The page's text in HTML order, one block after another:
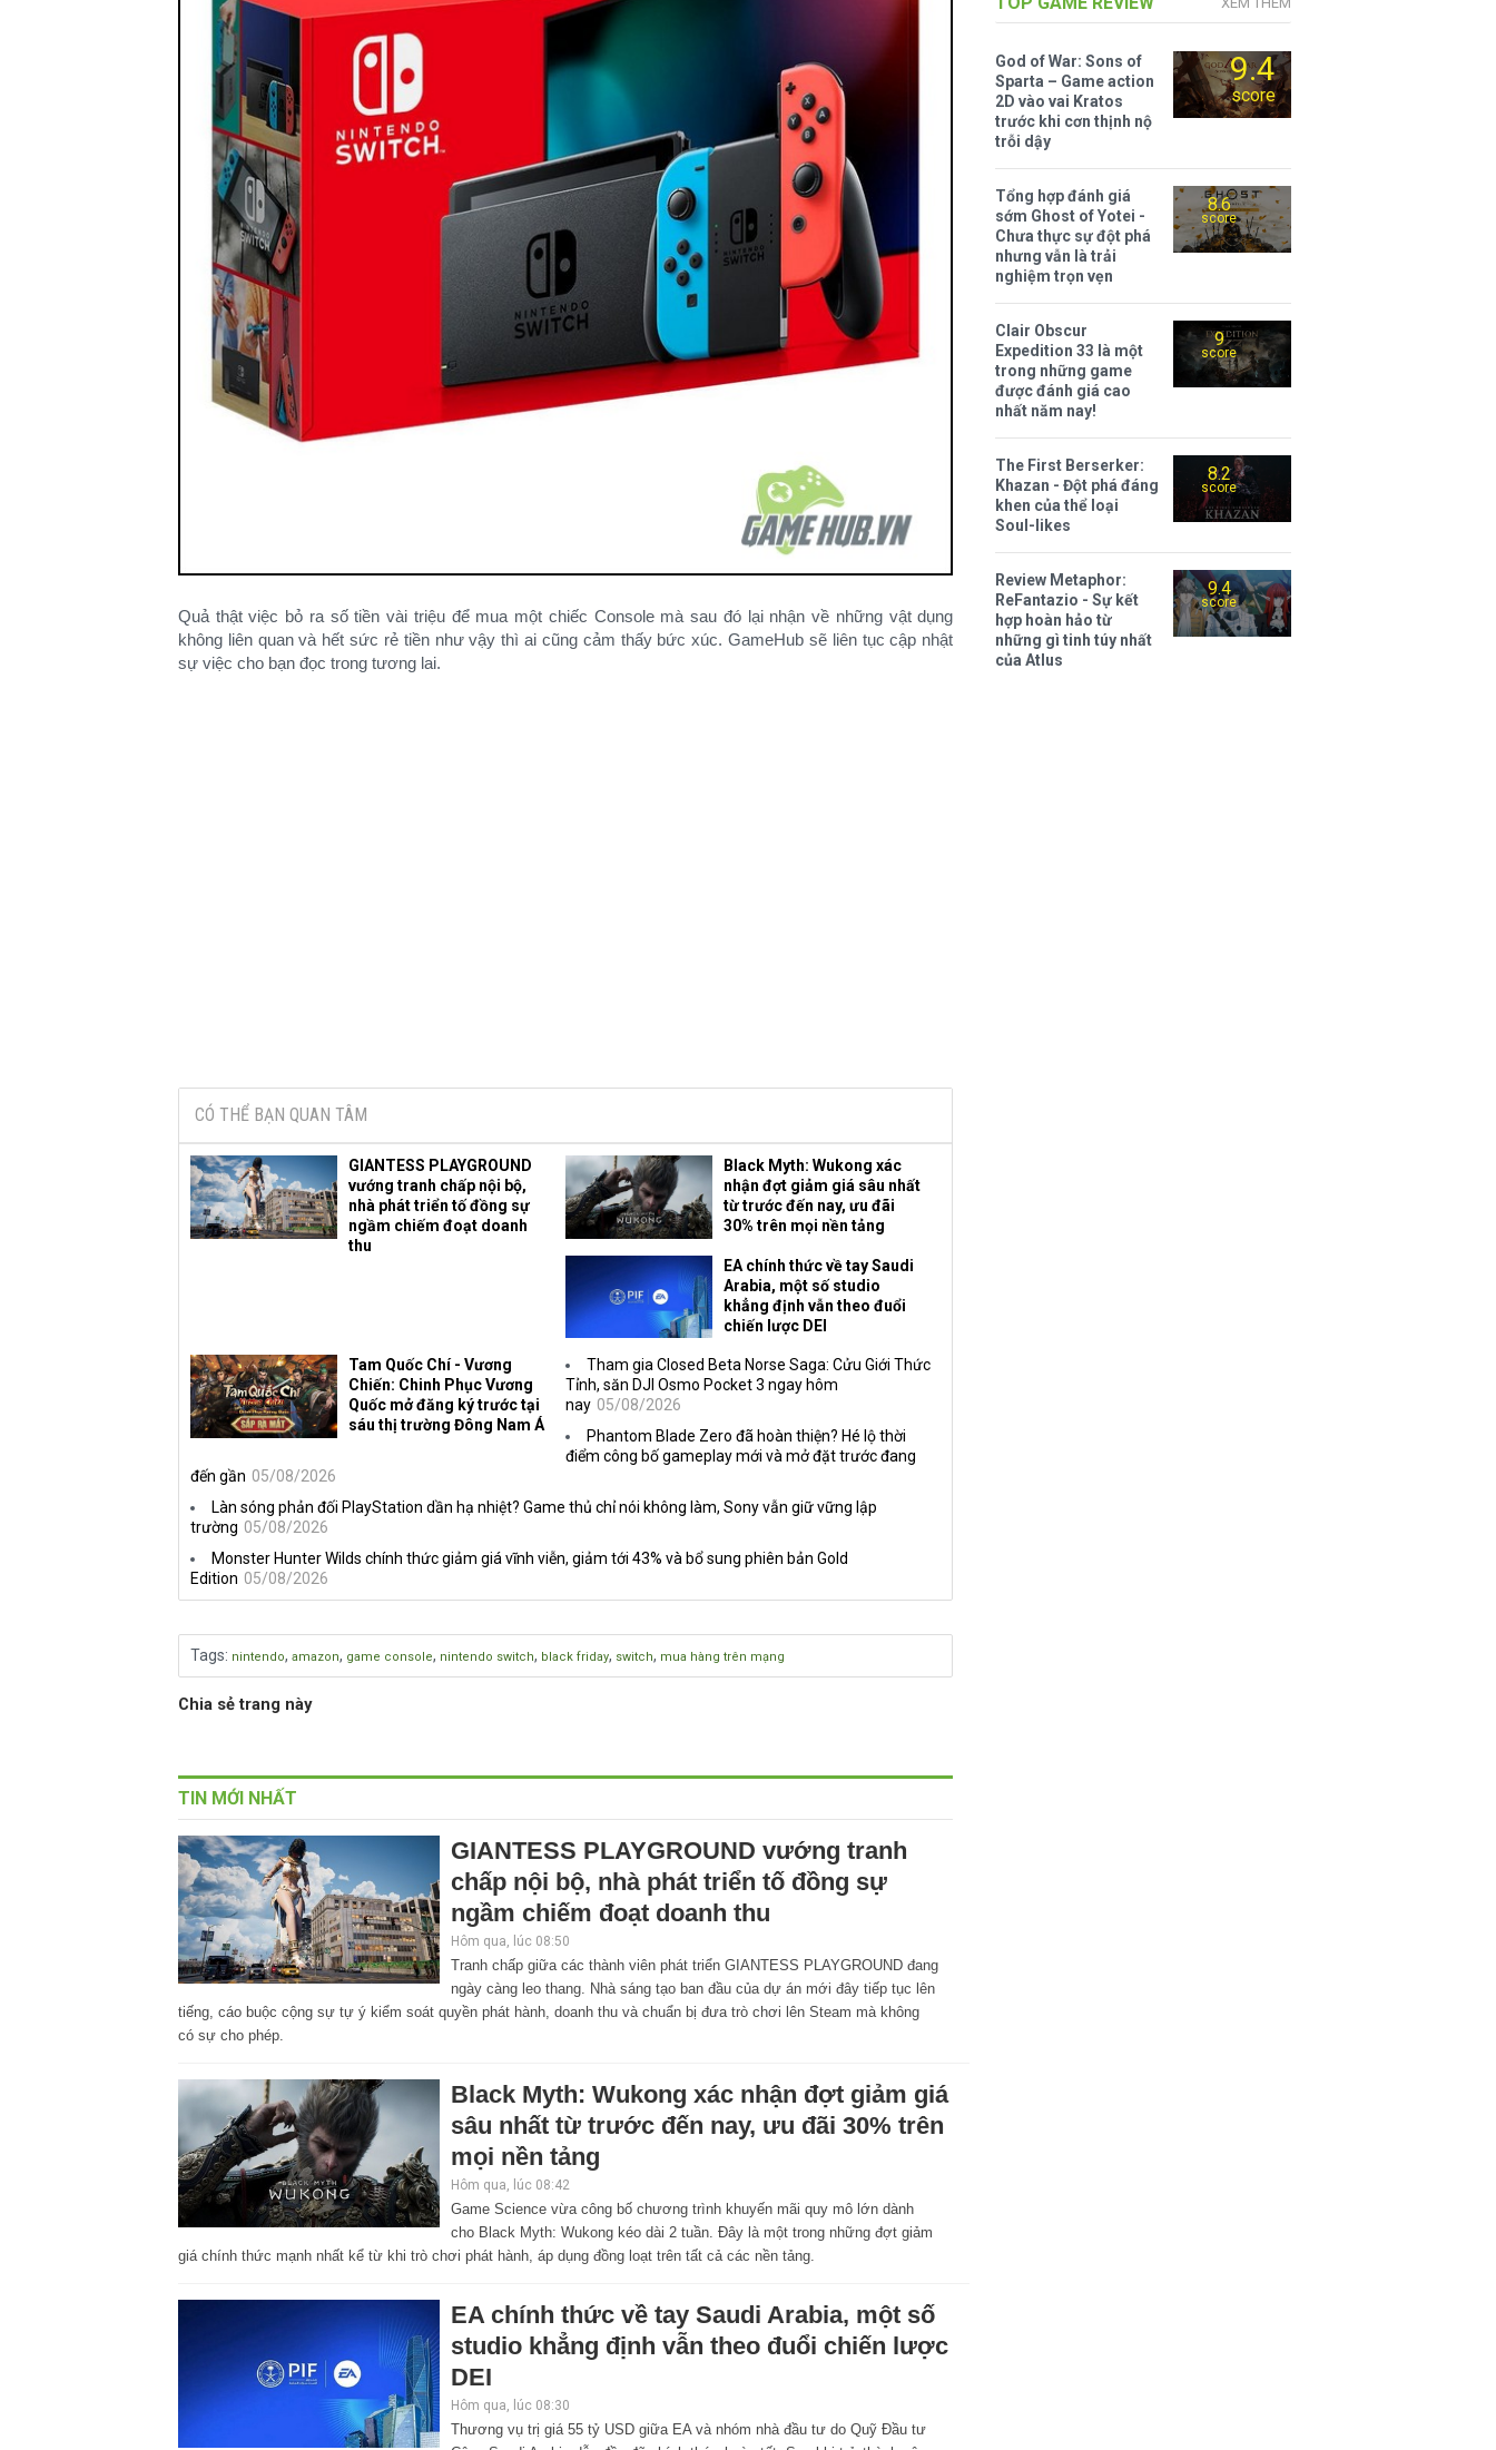
Quả thật việc bỏ ra số tiền vài triệu để mua một chiếc Console mà sau đó lại nhận về những vật dụng
không liên quan và hết sức rẻ tiền như vậy thì ai cũng cảm thấy bức xúc. GameHub sẽ liên tục cập nhật
sự việc cho bạn đọc trong tương lai.
CÓ THỂ BẠN QUAN TÂM
GIANTESS PLAYGROUND
vướng tranh chấp nội bộ,
nhà phát triển tố đồng sự
ngầm chiếm đoạt doanh
thu
Black Myth: Wukong xác
nhận đợt giảm giá sâu nhất
từ trước đến nay, ưu đãi
30% trên mọi nền tảng
EA chính thức về tay Saudi
Arabia, một số studio
khẳng định vẫn theo đuổi
chiến lược DEI
Tam Quốc Chí - Vương
Chiến: Chinh Phục Vương
Quốc mở đăng ký trước tại
sáu thị trường Đông Nam Á
Tham gia Closed Beta Norse Saga: Cửu Giới Thức
Tỉnh, săn DJI Osmo Pocket 3 ngay hôm
nay 05/08/2026
Phantom Blade Zero đã hoàn thiện? Hé lộ thời
điểm công bố gameplay mới và mở đặt trước đang
đến gần 05/08/2026
Làn sóng phản đối PlayStation dần hạ nhiệt? Game thủ chỉ nói không làm, Sony vẫn giữ vững lập
trường 05/08/2026
Monster Hunter Wilds chính thức giảm giá vĩnh viễn, giảm tới 43% và bổ sung phiên bản Gold
Edition 05/08/2026
Tags: nintendo, amazon, game console, nintendo switch, black friday, switch, mua hàng trên mạng
Chia sẻ trang này
TIN MỚI NHẤT
GIANTESS PLAYGROUND vướng tranh
chấp nội bộ, nhà phát triển tố đồng sự
ngầm chiếm đoạt doanh thu
Hôm qua, lúc 08:50
Tranh chấp giữa các thành viên phát triển GIANTESS PLAYGROUND đang
ngày càng leo thang. Nhà sáng tạo ban đầu của dự án mới đây tiếp tục lên
tiếng, cáo buộc cộng sự tự ý kiểm soát quyền phát hành, doanh thu và chuẩn bị đưa trò chơi lên Steam mà không
có sự cho phép.
Black Myth: Wukong xác nhận đợt giảm giá
sâu nhất từ trước đến nay, ưu đãi 30% trên
mọi nền tảng
Hôm qua, lúc 08:42
Game Science vừa công bố chương trình khuyến mãi quy mô lớn dành
cho Black Myth: Wukong kéo dài 2 tuần. Đây là một trong những đợt giảm
giá chính thức mạnh nhất kể từ khi trò chơi phát hành, áp dụng đồng loạt trên tất cả các nền tảng.
EA chính thức về tay Saudi Arabia, một số
studio khẳng định vẫn theo đuổi chiến lược
DEI
Hôm qua, lúc 08:30
Thương vụ trị giá 55 tỷ USD giữa EA và nhóm nhà đầu tư do Quỹ Đầu tư
9.4
score
God of War: Sons of
Sparta – Game action
2D vào vai Kratos
trước khi cơn thịnh nộ
trỗi dậy
8.6
score
Tổng hợp đánh giá
sớm Ghost of Yotei -
Chưa thực sự đột phá
nhưng vẫn là trải
nghiệm trọn vẹn
9
score
Clair Obscur
Expedition 33 là một
trong những game
được đánh giá cao
nhất năm nay!
8.2
score
The First Berserker:
Khazan - Đột phá đáng
khen của thể loại
Soul-likes
9.4
score
Review Metaphor:
ReFantazio - Sự kết
hợp hoàn hảo từ
những gì tinh túy nhất
của Atlus